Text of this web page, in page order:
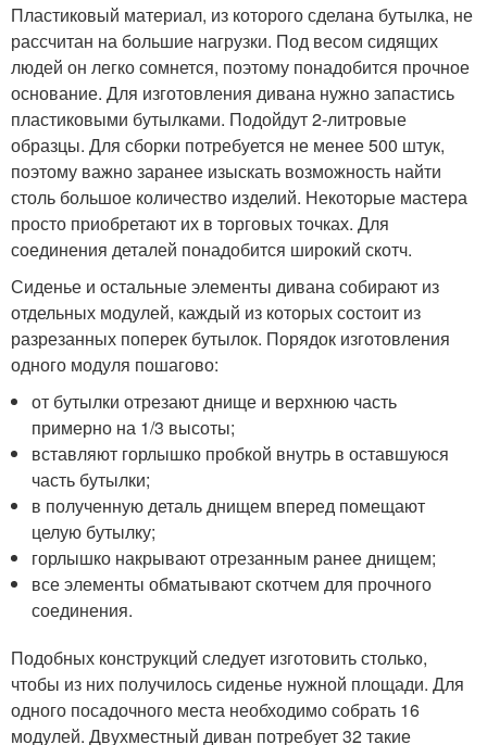
Пластиковый материал, из которого сделана бутылка, не
рассчитан на большие нагрузки. Под весом сидящих
людей он легко сомнется, поэтому понадобится прочное
основание. Для изготовления дивана нужно запастись
пластиковыми бутылками. Подойдут 2-литровые
образцы. Для сборки потребуется не менее 500 штук,
поэтому важно заранее изыскать возможность найти
столь большое количество изделий. Некоторые мастера
просто приобретают их в торговых точках. Для
соединения деталей понадобится широкий скотч.
Сиденье и остальные элементы дивана собирают из
отдельных модулей, каждый из которых состоит из
разрезанных поперек бутылок. Порядок изготовления
одного модуля пошагово:
от бутылки отрезают днище и верхнюю часть
примерно на 1/3 высоты;
вставляют горлышко пробкой внутрь в оставшуюся
часть бутылки;
в полученную деталь днищем вперед помещают
целую бутылку;
горлышко накрывают отрезанным ранее днищем;
все элементы обматывают скотчем для прочного
соединения.
Подобных конструкций следует изготовить столько,
чтобы из них получилось сиденье нужной площади. Для
одного посадочного места необходимо собрать 16
модулей. Двухместный диван потребует 32 такие